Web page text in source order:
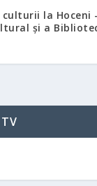
la Hoceni
și a